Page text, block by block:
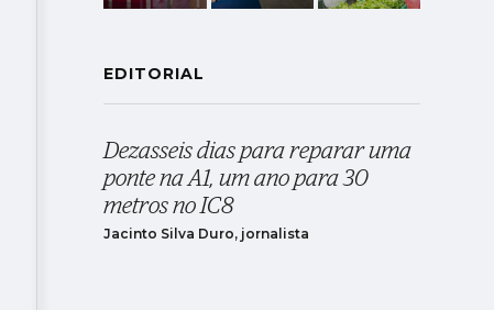
EDITORIAL
Dezasseis dias para reparar uma
ponte na A1, um ano para 30
metros no IC8
Jacinto Silva Duro, jornalista